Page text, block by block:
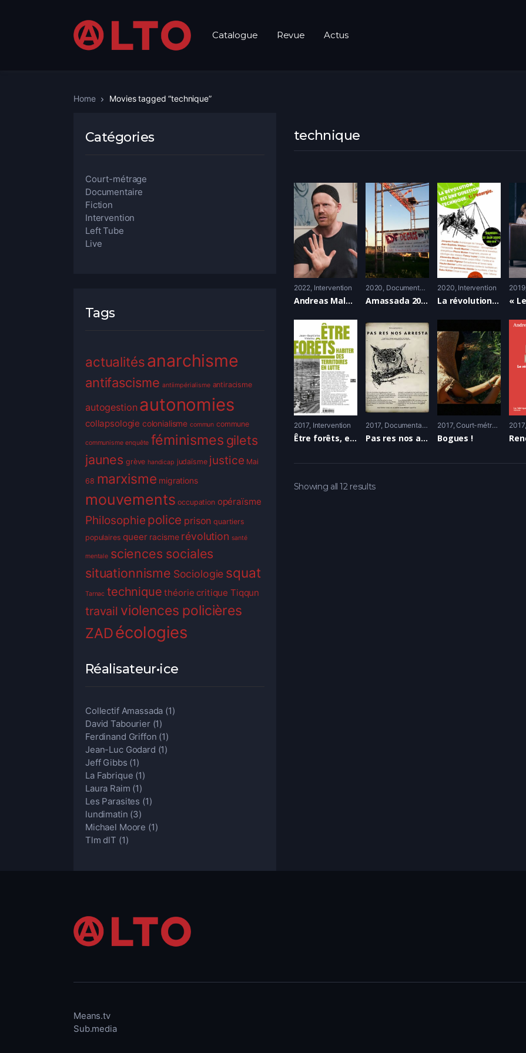
Catalogue Revue Actus
Home Movies tagged “technique”
technique
2022 Intervention
Andreas Malm, climat : qui a allumé le feu ?
2020 Documentaire
Amassada 2019 – 2020
2020 Intervention
La révolution est une question technique
2019
2017 Intervention
Être forêts, entretien avec Jean-Baptiste Vidalou
2017 Documentaire
Pas res nos arresta
2017 Court-métrage
Bogues !
2017
Showing all 12 results
Catégories
Court-métrage
Documentaire
Fiction
Intervention
Left Tube
Live
Tags
actualitésanarchisme
antifascisme antiimpérialisme antiracisme
autogestion autonomies
collapsologie colonialisme commun commune
communisme enquête féminismes gilets
jaunes grève handicap judaïsme justice Mai
68 marxisme migrations
mouvements occupation opéraïsme
Philosophie police prison quartiers
populaires queer racisme révolution santé
mentale sciences sociales
situationnisme Sociologie squat
Tarnac technique théorie critique Tiqqun
travail violences policières
ZADécologies
Réalisateur•ice
Collectif Amassada (1)
David Tabourier (1)
Ferdinand Griffon (1)
Jean-Luc Godard (1)
Jeff Gibbs (1)
La Fabrique (1)
Laura Raim (1)
Les Parasites (1)
lundimatin (3)
Michael Moore (1)
Tlm dlT (1)
Means.tv
Sub.media